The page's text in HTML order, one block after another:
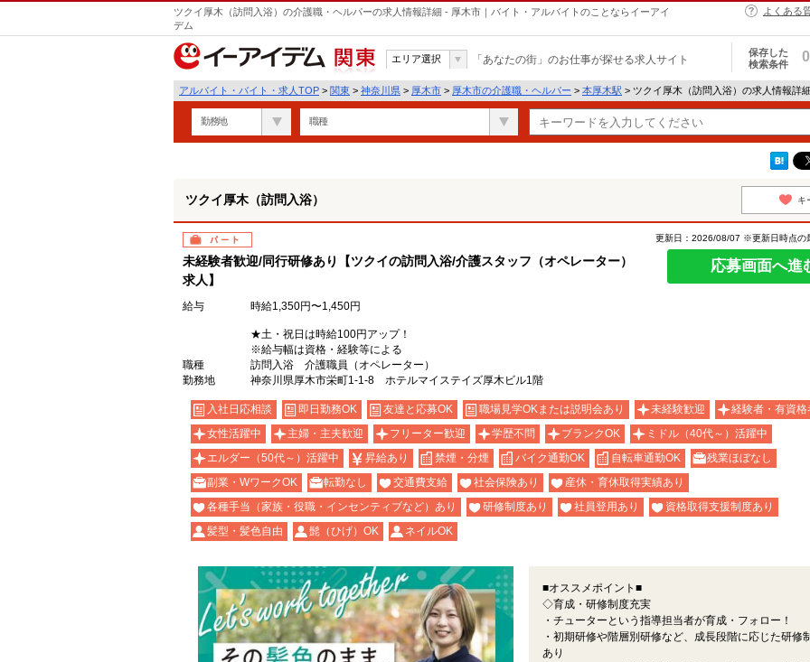
ツクイ厚木（訪問入浴）の介護職・ヘルパーの求人情報詳細 - 厚木市｜バイト・アルバイトのことならイーアイ
デム
よくある
関東
エリア選択 「あなたの街」のお仕事が探せる求人サイト
保存した
検索条件
0
アルバイト・バイト・求人TOP > 関東 > 神奈川県 > 厚木市 > 厚木市の介護職・ヘルパー > 本厚木駅 > ツクイ厚木（訪問入浴）の求人情報詳
勤務地 職種
ツクイ厚木（訪問入浴） キ
パート
未経験者歓迎/同行研修あり【ツクイの訪問入浴/介護スタッフ（オペレーター）
求人】
更新日：2026/08/07 ※更新日時点の
応募画面へ進
給与 時給1,350円〜1,450円
★土・祝日は時給100円アップ！
※給与幅は資格・経験等による
職種
訪問入浴 介護職員（オペレーター）
勤務地
神奈川県厚木市栄町1-1-8 ホテルマイステイズ厚木ビル1階
入社日応相談 即日勤務OK 友達と応募OK 職場見学OKまたは説明会あり 未経験歓迎
経験者・有資格
女性活躍中
主婦・主夫歓迎 フリーター歓迎 学歴不問 ブランクOK
ミドル（40代～）活躍中
エルダー（50代～）活躍中
昇給あり 禁煙・分煙 バイク通勤OK 自転車通勤OK
残業ほぼなし
副業・WワークOK
転勤なし 交通費支給 社会保険あり
産休・育休取得実績あり
各種手当（家族・役職・インセンティブなど）あり
研修制度あり 社員登用あり
資格取得支援制度あり
髪型・髪色自由
髭（ひげ）OK ネイルOK
■オススメポイント■
◇育成・研修制度充実
・チューターという指導担当者が育成・フォロー！
・初期研修や階層別研修など、成長段階に応じた研修
あり